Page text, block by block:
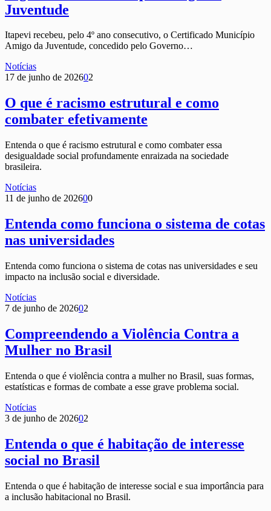
Juventude
Itapevi recebeu, pelo 4º ano consecutivo, o Certificado Município
Amigo da Juventude, concedido pelo Governo…
Notícias
17 de junho de 202602
O que é racismo estrutural e como
combater efetivamente
Entenda o que é racismo estrutural e como combater essa
desigualdade social profundamente enraizada na sociedade
brasileira.
Notícias
11 de junho de 202600
Entenda como funciona o sistema de cotas
nas universidades
Entenda como funciona o sistema de cotas nas universidades e seu
impacto na inclusão social e diversidade.
Notícias
7 de junho de 202602
Compreendendo a Violência Contra a
Mulher no Brasil
Entenda o que é violência contra a mulher no Brasil, suas formas,
estatísticas e formas de combate a esse grave problema social.
Notícias
3 de junho de 202602
Entenda o que é habitação de interesse
social no Brasil
Entenda o que é habitação de interesse social e sua importância para
a inclusão habitacional no Brasil.